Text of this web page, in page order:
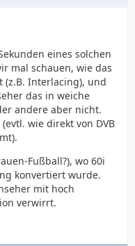
eines solchen
mal schauen, wie das
Interlacing), und
das in weiche
andere aber nicht.
wie direkt von DVB
Fußball?), wo 60i
konvertiert wurde.
mit hoch
verwirrt.